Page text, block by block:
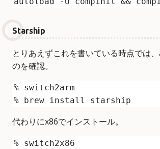
Starship
とりあえずこれを書いている時点では
のを確認。
代わりにx86でインストール。